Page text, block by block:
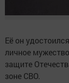
Её он
личное
защите
зоне СВО.